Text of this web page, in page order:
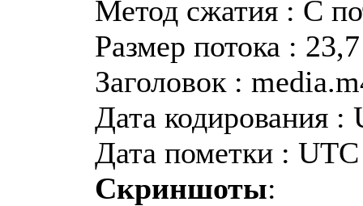
Метод сжатия : С
Размер потока :
Заголовок :
Дата кодирования
Дата пометки :
Скриншоты: